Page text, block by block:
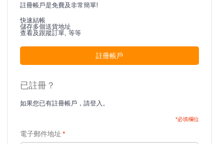
註冊帳戶是免費及非常簡單!
快速結帳
儲存多個送貨地址
查看及跟蹤訂單, 等等
註冊帳戶
已註冊？
如果您已有註冊帳戶，請登入。
*必填欄位
*
電子郵件地址